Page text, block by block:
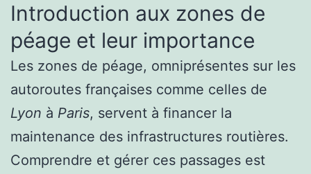
Introduction aux zones de
péage et leur importance
Les zones de péage, omniprésentes sur les
autoroutes françaises comme celles de
Lyon à Paris, servent à financer la
maintenance des infrastructures routières.
Comprendre et gérer ces passages est